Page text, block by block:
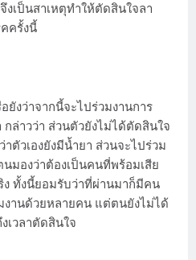
งเป็นสาเหตุทำให้ตัดสินใจลา
ครั้งนี้
งว่าจากนี้จะไปร่วมงานการ
ล่าวว่า ส่วนตัวยังไม่ได้ตัดสินใจ
ตัวเองยังมีน้ำยา ส่วนจะไปร่วม
มองว่าต้องเป็นคนที่พร้อมเสีย
ง ทั้งนี้ยอมรับว่าที่ผ่านมาก็มีคน
านด้วยหลายคน แต่ตนยังไม่ได้
เวลาตัดสินใจ